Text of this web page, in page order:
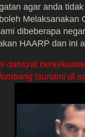
agar anda
Melaksanakan
dibeberapa
HAARP dan ini
dahsyat
tsunami di